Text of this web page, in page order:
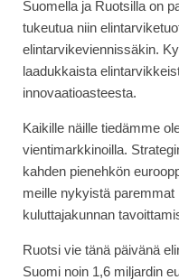
Suomella ja Ruotsilla on
tukeutua niin
elintarvikeviennissäkin.
laadukkaista
innovaatioasteesta.
Kaikille näille tiedämme
vientimarkkinoilla.
kahden pienehkön
meille nykyistä
kuluttajakunnan
Ruotsi vie tänä päivänä
Suomi noin 1,6 miljardin